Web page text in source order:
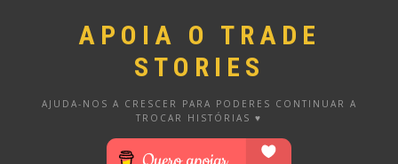
APOIA O TRADE
STORIES
AJUDA-NOS A CRESCER PARA PODERES CONTINUAR A
TROCAR HISTÓRIAS ♥